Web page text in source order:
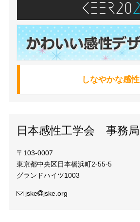
しなやかな感性
日本感性工学会 事務局
〒103-0007
東京都中央区日本橋浜町2-55-5
グランドハイツ1003
jske jske.org